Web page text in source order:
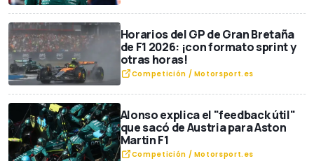
Horarios del GP de Gran Bretaña
de F1 2026: ¡con formato sprint y
otras horas!
Competición / Motorsport.es
Alonso explica el "feedback útil"
que sacó de Austria para Aston
Martin F1
Competición / Motorsport.es